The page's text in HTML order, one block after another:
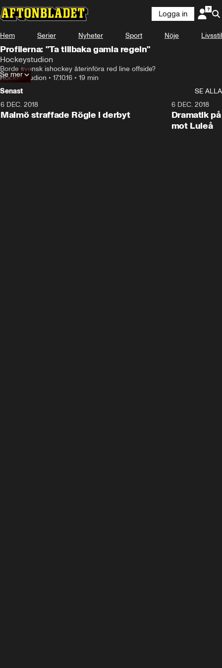
Logga in
Hem Serier Nyheter Sport Nöje Livsstil
Profilerna: "Ta tillbaka gamla regeln"
Hockeystudion
Borde svensk ishockey återinföra red line offside?
Hockeystudion • 17.10.16 • 19 min
Se mer
Senast
SE ALLA
6 DEC. 2018
Malmö straffade Rögle i derbyt
6 DEC. 2018
Dramatik
mot Luleå